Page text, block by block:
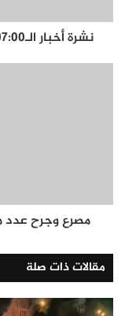
نشرة أخبار الـ07:00 المحلية | يوم الخميس 03-11-2016م
مصرع وجرح عدد
مقالات ذات صلة